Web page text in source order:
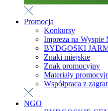
Promocja
Konkursy
Impreza na Wyspie
BYDGOSKI
Znaki miejskie
Znak promocyjny
Materiały
Współpraca z
NGO